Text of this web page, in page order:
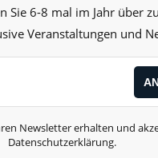
Sie 6-8 mal im Jahr über
Veranstaltungen und
Newsletter erhalten und
Datenschutzerklärung.